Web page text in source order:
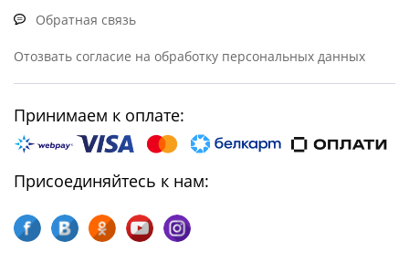
Обратная связь
Отозвать согласие на обработку персональных данных
Принимаем к оплате:
Присоединяйтесь к нам: